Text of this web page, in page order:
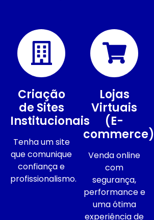
Criação
de Sites
Institucionais
Tenha um site
que comunique
confiança e
profissionalismo.
Lojas
Virtuais
(E-
commerce)
Venda online
com
segurança,
performance e
uma ótima
experiência de